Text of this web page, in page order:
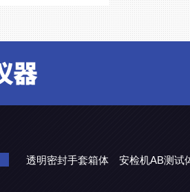
透明密封手套箱体 安检机AB测试